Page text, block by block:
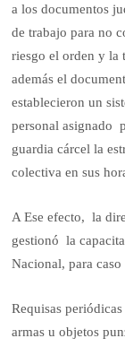
a los documentos
de trabajo para no
riesgo el orden y la
además el
establecieron un
personal asignado
guardia cárcel la
colectiva en sus
A Ese efecto, la
gestionó la
Nacional, para
Requisas
armas u objetos